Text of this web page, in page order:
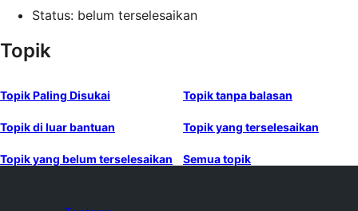
Status: belum terselesaikan
Topik
Topik Paling Disukai Topik tanpa balasan
Topik di luar bantuan Topik yang terselesaikan
Topik yang belum terselesaikan Semua topik